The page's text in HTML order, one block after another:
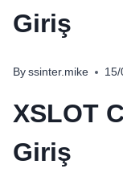
สินค้าตามแบรนด์
Giriş
By ssinter.mike
XSLOT
Giriş